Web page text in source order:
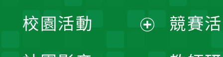
競賽
開
校園活動